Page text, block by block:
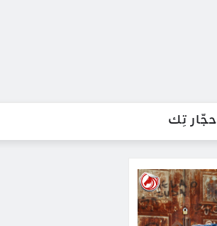
حجّار تِك